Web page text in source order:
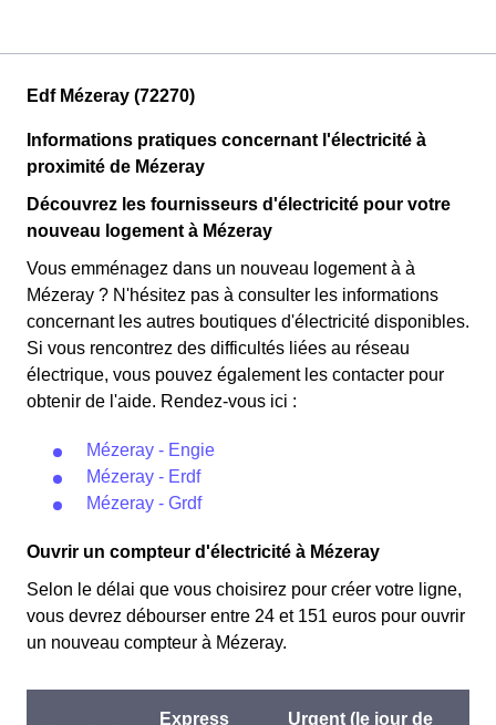
Edf Mézeray (72270)
Informations pratiques concernant l'électricité à
proximité de Mézeray
Découvrez les fournisseurs d'électricité pour votre
nouveau logement à Mézeray
Vous emménagez dans un nouveau logement à à
Mézeray ? N'hésitez pas à consulter les informations
concernant les autres boutiques d'électricité disponibles.
Si vous rencontrez des difficultés liées au réseau
électrique, vous pouvez également les contacter pour
obtenir de l'aide. Rendez-vous ici :
Mézeray - Engie
Mézeray - Erdf
Mézeray - Grdf
Ouvrir un compteur d'électricité à Mézeray
Selon le délai que vous choisirez pour créer votre ligne,
vous devrez débourser entre 24 et 151 euros pour ouvrir
un nouveau compteur à Mézeray.